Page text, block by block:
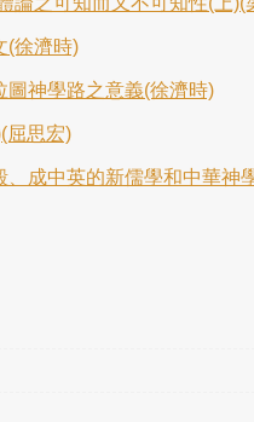
(徐濟時)
神學路之意義(徐濟時)
屈思宏)
成中英的新儒學和中華神